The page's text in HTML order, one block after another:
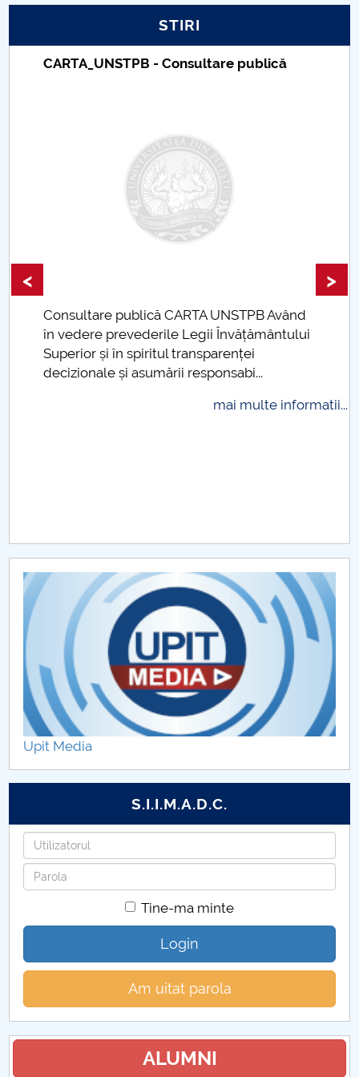
Proiect PRIM STUD
Protecția datelor personale
UNIVERSITATE pentru comunitate
IOSUD/CSUD-Doctorate
Comisie de etica unversitară
Accesibilitate pentru studenții cu dizabilități
Raportul Conducerii Centrului Universitar Pitești
privind implementarea Planului Operațional 2020-
Chestionar angajabilitate ALUMNI – UPB
CAR2026
MENIU CANTINA
Hotărâri Senat din 11 ianuarie 2024
Hotărâri Senat din 27 iunie 2024
Hotărâri Senat din 5 iulie 2024
Hotărâri Senat din 22 iulie 2024
Hotărâri Senat din 31 iulie 2024
Hotărâri Senat din 20 septembrie 2024
Hotărâri Senat din 27 septembrie
Hotărâri Senat din 14 octombrie 2024
Hotărâri Senat din 24 octombrie 2024
Hotărâri Senat din 30 octombrie 2024
STIRI
CARTA_UNSTPB - Consultare publică
Consultare publică CARTA UNSTPB Având
în vedere prevederile Legii Învățământului
Superior și în spiritul transparenței
decizionale și asumării responsabi...
mai multe informatii...
< >
Upit Media
S.I.I.M.A.D.C.
Utilizatorul
Parola
Tine-ma minte
Login
Am uitat parola
ALUMNI